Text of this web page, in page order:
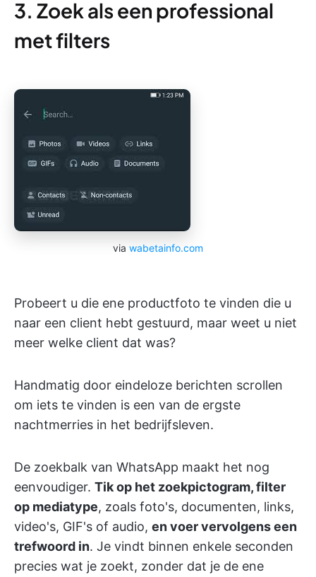
3. Zoek als een professional
met filters
via wabetainfo.com
Probeert u die ene productfoto te vinden die u
naar een client hebt gestuurd, maar weet u niet
meer welke client dat was?
Handmatig door eindeloze berichten scrollen
om iets te vinden is een van de ergste
nachtmerries in het bedrijfsleven.
De zoekbalk van WhatsApp maakt het nog
eenvoudiger. Tik op het zoekpictogram, filter
op mediatype, zoals foto's, documenten, links,
video's, GIF's of audio, en voer vervolgens een
trefwoord in. Je vindt binnen enkele seconden
precies wat je zoekt, zonder dat je de ene